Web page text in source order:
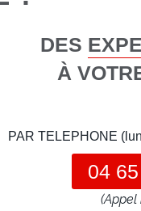
DES
À
PAR TELEPHONE
04
(Appel